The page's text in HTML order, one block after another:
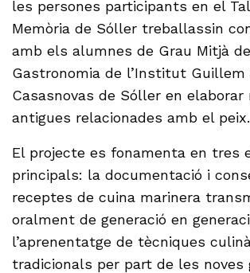
les persones participants en el
Memòria de Sóller treballassin
amb els alumnes de Grau Mitjà
Gastronomia de l’Institut Guillem
Casasnovas de Sóller en elaborar
antigues relacionades amb el peix.
El projecte es fonamenta en tres
principals: la documentació i
receptes de cuina marinera
oralment de generació en
l’aprenentatge de tècniques
tradicionals per part de les noves